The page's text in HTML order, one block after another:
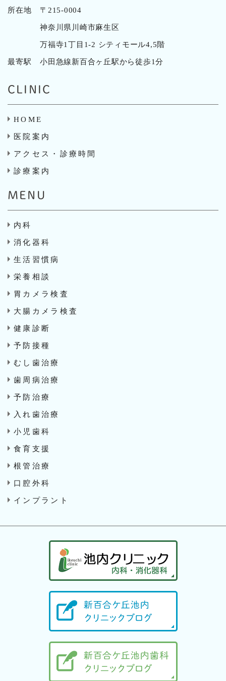
所在地 〒215-0004
神奈川県川崎市麻生区
万福寺1丁目1-2 シティモール4,5階
最寄駅 小田急線新百合ヶ丘駅から徒歩1分
CLINIC
HOME
医院案内
アクセス・診療時間
診療案内
MENU
内科
消化器科
生活習慣病
栄養相談
胃カメラ検査
大腸カメラ検査
健康診断
予防接種
むし歯治療
歯周病治療
予防治療
入れ歯治療
小児歯科
食育支援
根管治療
口腔外科
インプラント